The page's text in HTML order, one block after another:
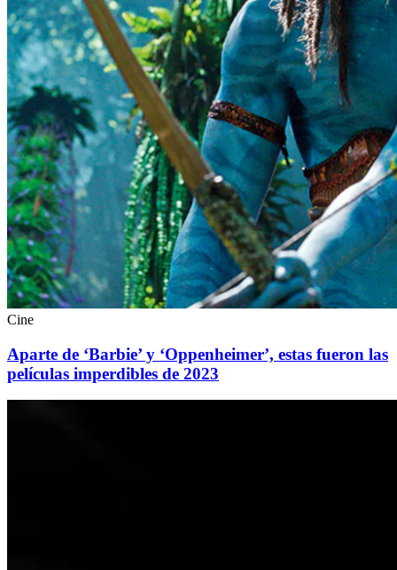
Cine
Aparte de ‘Barbie’ y ‘Oppenheimer’, estas fueron las
películas imperdibles de 2023